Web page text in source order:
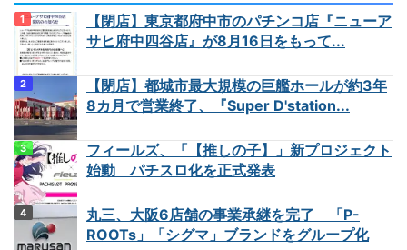
【閉店】東京都府中市のパチンコ店『ニューア
サヒ府中四谷店』が8月16日をもって...
【閉店】都城市最大規模の巨艦ホールが約3年
8カ月で営業終了、『Super D'station...
フィールズ、「【推しの子】」新プロジェクト
始動 パチスロ化を正式発表
丸三、大阪6店舗の事業承継を完了 「P-
ROOTs」「シグマ」ブランドをグループ化